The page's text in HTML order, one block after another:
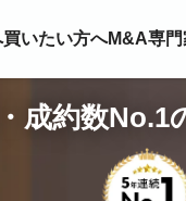
買いたい方へM&A専門
成約数No.1